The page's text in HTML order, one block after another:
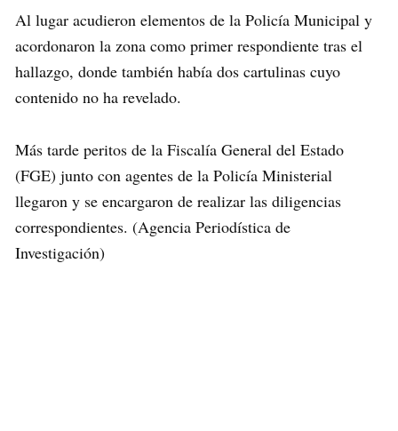
Al lugar acudieron elementos de la Policía Municipal y
acordonaron la zona como primer respondiente tras el
hallazgo, donde también había dos cartulinas cuyo
contenido no ha revelado.
Más tarde peritos de la Fiscalía General del Estado
(FGE) junto con agentes de la Policía Ministerial
llegaron y se encargaron de realizar las diligencias
correspondientes. (Agencia Periodística de
Investigación)